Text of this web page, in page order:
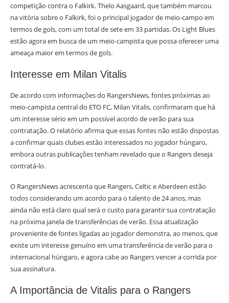
competição contra o Falkirk. Thelo Aasgaard, que também marcou
na vitória sobre o Falkirk, foi o principal jogador de meio-campo em
termos de gols, com um total de sete em 33 partidas. Os Light Blues
estão agora em busca de um meio-campista que possa oferecer uma
ameaça maior em termos de gols.
Interesse em Milan Vitalis
De acordo com informações do RangersNews, fontes próximas ao
meio-campista central do ETO FC, Milan Vitalis, confirmaram que há
um interesse sério em um possível acordo de verão para sua
contratação. O relatório afirma que essas fontes não estão dispostas
a confirmar quais clubes estão interessados no jogador húngaro,
embora outras publicações tenham revelado que o Rangers deseja
contratá-lo.
O RangersNews acrescenta que Rangers, Celtic e Aberdeen estão
todos considerando um acordo para o talento de 24 anos, mas
ainda não está claro qual será o custo para garantir sua contratação
na próxima janela de transferências de verão. Essa atualização
proveniente de fontes ligadas ao jogador demonstra, ao menos, que
existe um interesse genuíno em uma transferência de verão para o
internacional húngaro, e agora cabe ao Rangers vencer a corrida por
sua assinatura.
A Importância de Vitalis para o Rangers